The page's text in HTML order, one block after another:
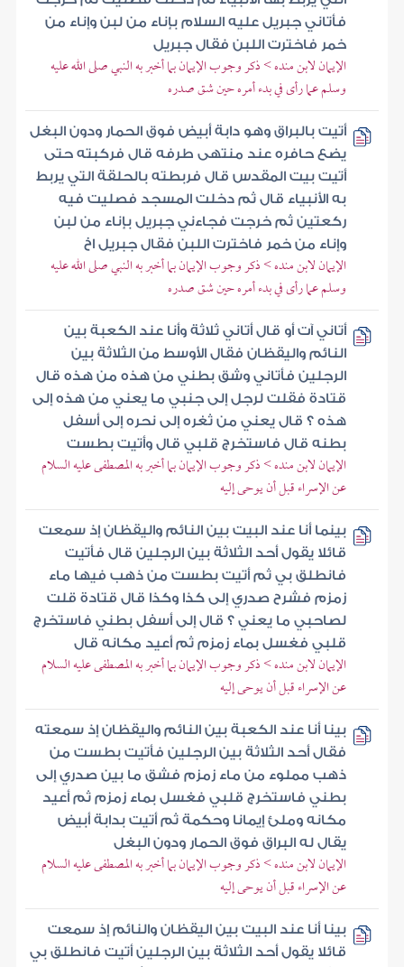
فأتاني جبريل عليه السلام بإناء من لبن وإناء من
خمر فاخترت اللبن فقال جبريل
الإيمان لابن منده > ذكر وجوب الإيمان بما أخبر به النبي صلى الله عليه
وسلم عما رأى في بدء أمره حين شق صدره
أتيت بالبراق وهو دابة أبيض فوق الحمار ودون البغل
يضع حافره عند منتهى طرفه قال فركبته حتى
أتيت بيت المقدس قال فربطته بالحلقة التي يربط
به الأنبياء قال ثم دخلت المسجد فصليت فيه
ركعتين ثم خرجت فجاءني جبريل بإناء من لبن
وإناء من خمر فاخترت اللبن فقال جبريل اخ
الإيمان لابن منده > ذكر وجوب الإيمان بما أخبر به النبي صلى الله عليه
وسلم عما رأى في بدء أمره حين شق صدره
أتاني آت أو قال أتاني ثلاثة وأنا عند الكعبة بين
النائم واليقظان فقال الأوسط من الثلاثة بين
الرجلين فأتاني وشق بطني من هذه من هذه قال
قتادة فقلت لرجل إلى جنبي ما يعني من هذه إلى
هذه ؟ قال يعني من ثغره إلى نحره إلى أسفل
بطنه قال فاستخرج قلبي قال وأتيت بطست
الإيمان لابن منده > ذكر وجوب الإيمان بما أخبر به المصطفى عليه السلام
عن الإسراء قبل أن يوحى إليه
بينما أنا عند البيت بين النائم واليقظان إذ سمعت
قائلا يقول أحد الثلاثة بين الرجلين قال فأتيت
فانطلق بي ثم أتيت بطست من ذهب فيها ماء
زمزم فشرح صدري إلى كذا وكذا قال قتادة قلت
لصاحبي ما يعني ؟ قال إلى أسفل بطني فاستخرج
قلبي فغسل بماء زمزم ثم أعيد مكانه قال
الإيمان لابن منده > ذكر وجوب الإيمان بما أخبر به المصطفى عليه السلام
عن الإسراء قبل أن يوحى إليه
بينا أنا عند الكعبة بين النائم واليقظان إذ سمعته
فقال أحد الثلاثة بين الرجلين فأتيت بطست من
ذهب مملوء من ماء زمزم فشق ما بين صدري إلى
بطني فاستخرج قلبي فغسل بماء زمزم ثم أعيد
مكانه وملئ إيمانا وحكمة ثم أتيت بدابة أبيض
يقال له البراق فوق الحمار ودون البغل
الإيمان لابن منده > ذكر وجوب الإيمان بما أخبر به المصطفى عليه السلام
عن الإسراء قبل أن يوحى إليه
بينا أنا عند البيت بين اليقظان والنائم إذ سمعت
قائلا يقول أحد الثلاثة بين الرجلين أتيت فانطلق بي